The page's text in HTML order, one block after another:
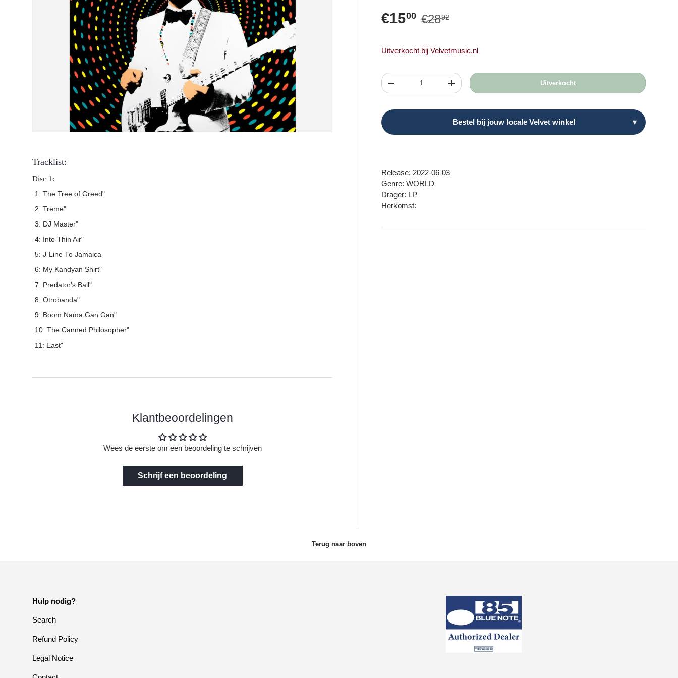
Verkoopprijs
€1500 Reguliere prijs
€2892
Uitverkocht bij Velvetmusic.nl
Aantal
Verlaag de hoeveelheidVerhoog de hoeveelheid Uitverkocht
Bestel bij jouw locale Velvet winkel ▾
Release: 2022-06-03
Genre: WORLD
Drager: LP
Herkomst:
Tracklist:
Disc 1:
1: The Tree of Greed"
2: Treme"
3: DJ Master"
4: Into Thin Air"
5: J-Line To Jamaica
6: My Kandyan Shirt"
7: Predator's Ball"
8: Otrobanda"
9: Boom Nama Gan Gan"
10: The Canned Philosopher"
11: East"
Klantbeoordelingen
Wees de eerste om een beoordeling te schrijven
Schrijf een beoordeling
Terug naar boven
Hulp nodig?
Search
Refund Policy
Legal Notice